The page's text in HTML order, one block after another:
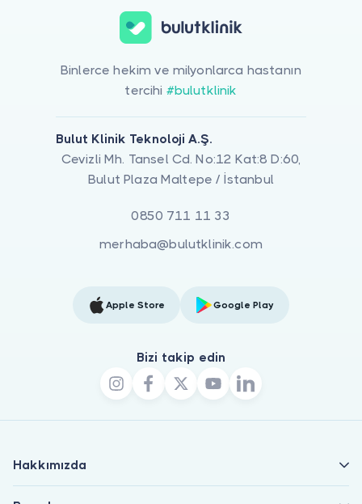
Binlerce hekim ve milyonlarca hastanın
tercihi #bulutklinik
Bulut Klinik Teknoloji A.Ş.
Cevizli Mh. Tansel Cd. No:12 Kat:8 D:60,
Bulut Plaza Maltepe / İstanbul
0850 711 11 33
merhaba@bulutklinik.com
Apple Store Google Play
Bizi takip edin
Hakkımızda